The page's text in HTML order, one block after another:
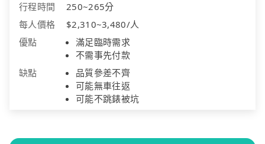
行程時間
250~265分
每人價格
$2,310~3,480/人
優點
滿足臨時需求
不需事先付款
缺點
品質參差不齊
可能無車往返
可能不跳錶被坑